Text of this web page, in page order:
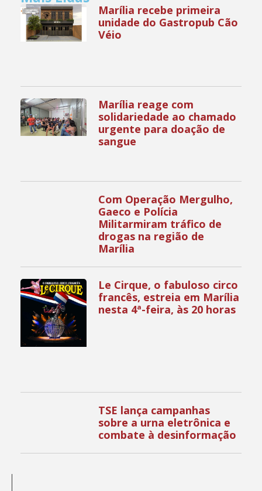
Marília recebe primeira
unidade do Gastropub Cão
Véio
Marília reage com
solidariedade ao chamado
urgente para doação de
sangue
Com Operação Mergulho,
Gaeco e Polícia
Militarmiram tráfico de
drogas na região de
Marília
Le Cirque, o fabuloso circo
francês, estreia em Marília
nesta 4ª-feira, às 20 horas
TSE lança campanhas
sobre a urna eletrônica e
combate à desinformação